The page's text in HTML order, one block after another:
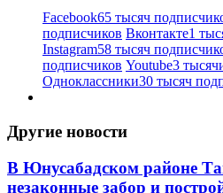
Facebook65 тысяч
подписчиков Вконтакте1
Instagram58 тысяч
подписчиков Youtube3
Одноклассники30 тысяч
Другие новости
В Юнусабадском районе
незаконные забор и